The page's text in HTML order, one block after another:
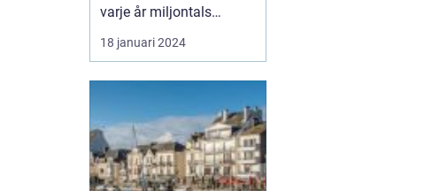
varje år miljontals
besökare med sina
fantastiska stränder, rika
varierade geografi och
klimat erbjuder Spanien
något för alla smaker.
Oavsett om du är ute
18 januari 2024